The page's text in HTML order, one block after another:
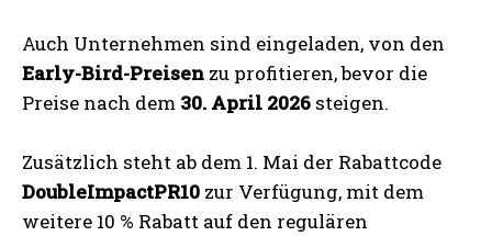
Auch Unternehmen sind eingeladen, von den
Early-Bird-Preisen zu profitieren, bevor die
Preise nach dem 30. April 2026 steigen.
Zusätzlich steht ab dem 1. Mai der Rabattcode
DoubleImpactPR10 zur Verfügung, mit dem
weitere 10 % Rabatt auf den regulären